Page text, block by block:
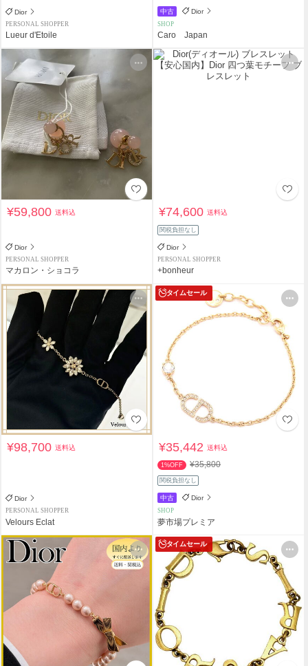
Dior
PERSONAL SHOPPER
Lueur d'Etoile
中古 Dior
SHOP
Caro Japan
¥59,800送料込
Dior
PERSONAL SHOPPER
マカロン・ショコラ
¥74,600送料込
関税負担なし
Dior
PERSONAL SHOPPER
+bonheur
¥98,700送料込
Dior
PERSONAL SHOPPER
Velours Eclat
タイムセール
¥35,442送料込
1%OFF ¥35,800
関税負担なし
中古 Dior
SHOP
夢市場プレミア
タイムセール